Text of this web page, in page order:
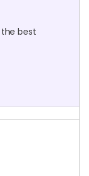
best